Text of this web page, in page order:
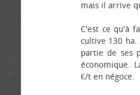
mais il arrive
C'est ce qu'à
cultive 130
partie de ses
économique.
€/t en négoce.